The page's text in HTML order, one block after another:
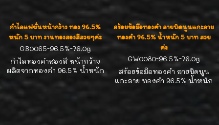
กำไลแฟชั่นหน้ากว้าง ทอง 96.5%
หนัก 5 บาท งานทองสองสีสวยๆค่ะ
GB0065-96.5%-76.0g
กำไลทองคำสองสี หน้ากว้าง
ผลิตจากทองคำ 96.5% น้ำหนัก
5 บาท รอบวง 16.0-17.0cm งาน
แฟชั่นสวยๆ น่าสะสมค่ะ
สร้อยข้อมือทองคำ ลายบิดนูนแกะลาย
ทองคำ 96.5% น้ำหนัก 5 บาท สวย
ค่ะ
GW0080-96.5%-76.0g
สร้อยข้อมือทองคำ ลายบิดนูน
แกะลาย ทองคำ 96.5% น้ำหนัก
สะสมค่ะ